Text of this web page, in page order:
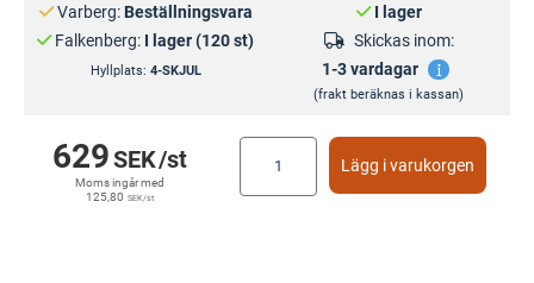
Varberg: Beställningsvara
Falkenberg: I lager (120 st)
Hyllplats: 4-SKJUL
I lager
Skickas inom:
1-3 vardagar
(frakt beräknas i kassan)
629SEK/st
Moms ingår med
125,80 SEK/st
Lägg i varukorgen